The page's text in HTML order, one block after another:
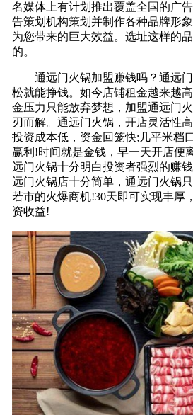
名媒体上有计划推出覆盖全国的广
告策划机构策划并制作各种品牌形
为您带来的巨大效益。选址这样的
的。
通远门火锅加盟赚钱吗？通远
松就能挣钱。如今店铺租金越来越
金压力只能放弃梦想，加盟通远门
刃而解。通远门火锅，开店灵活性
投资成本低，资金回笼快;几平米档
赢利!时间就是金钱，早一天开店便
远门火锅十分明白投资者强烈的赚
远门火锅店十分简单，通远门火锅
若市的火爆商机!30天即可实现丰厚
资收益!